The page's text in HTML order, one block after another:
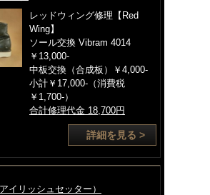
レッドウィング修理【Red
Wing】
ソール交換 Vibram 4014
￥13,000-
中板交換（合成板）￥4,000-
小計￥17,000-（消費税
￥1,700-）
合計修理代金 18,700円
詳細を見る >
イリッシュセッター）